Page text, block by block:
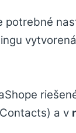
potrebné
a v